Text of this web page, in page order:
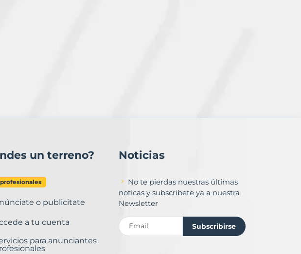
un terreno?
profesionales
o publicitate
a tu cuenta
para anunciantes
Noticias
No te pierdas nuestras últimas
noticas y subscribete ya a nuestra
Newsletter
Subscribirse